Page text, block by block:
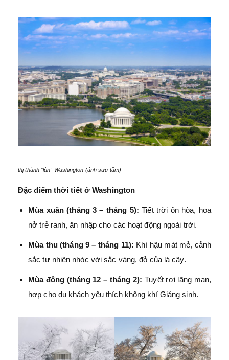
thị thành “lùn” Washington (ảnh sưu tầm)
Đặc điểm thời tiết ở Washington
Mùa xuân (tháng 3 – tháng 5): Tiết trời ôn hòa, hoa
nở trẻ ranh, ăn nhập cho các hoạt động ngoài trời.
Mùa thu (tháng 9 – tháng 11): Khí hậu mát mẻ, cảnh
sắc tự nhiên nhóc với sắc vàng, đỏ của lá cây.
Mùa đông (tháng 12 – tháng 2): Tuyết rơi lãng mạn,
hợp cho du khách yêu thích không khí Giáng sinh.